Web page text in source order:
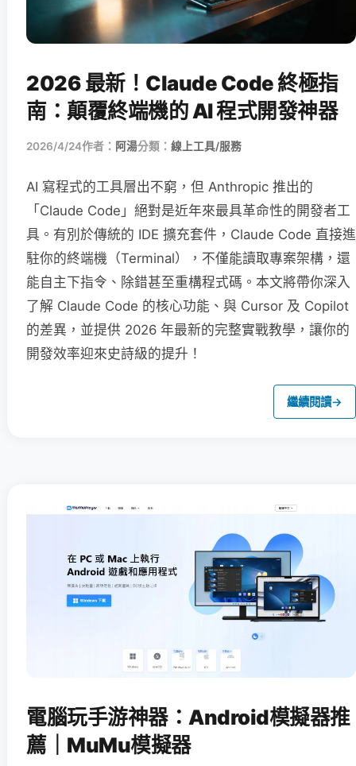
2026 最新！Claude Code 終極指
南：顛覆終端機的 AI 程式開發神器
2026/4/24作者： 阿湯分類： 線上工具/服務
AI 寫程式的工具層出不窮，但 Anthropic 推出的
「Claude Code」絕對是近年來最具革命性的開發者工
具。有別於傳統的 IDE 擴充套件，Claude Code 直接進
駐你的終端機（Terminal），不僅能讀取專案架構，還
能自主下指令、除錯甚至重構程式碼。本文將帶你深入
了解 Claude Code 的核心功能、與 Cursor 及 Copilot
的差異，並提供 2026 年最新的完整實戰教學，讓你的
開發效率迎來史詩級的提升！
繼續閱讀→
電腦玩手游神器：Android模擬器推
薦｜MuMu模擬器